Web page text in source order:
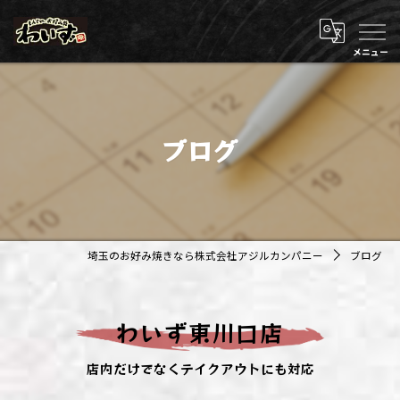
ブログ
埼玉のお好み焼きなら株式会社アジルカンパニー ブログ
わいず東川口店
店内だけでなくテイクアウトにも対応